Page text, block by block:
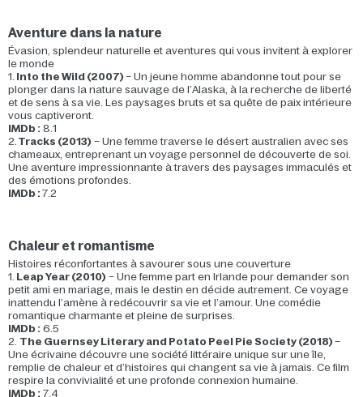
Aventure dans la nature
Évasion, splendeur naturelle et aventures qui vous invitent à explorer
le monde
1. Into the Wild (2007) – Un jeune homme abandonne tout pour se
plonger dans la nature sauvage de l’Alaska, à la recherche de liberté
et de sens à sa vie. Les paysages bruts et sa quête de paix intérieure
vous captiveront.
IMDb : 8.1
2. Tracks (2013) – Une femme traverse le désert australien avec ses
chameaux, entreprenant un voyage personnel de découverte de soi.
Une aventure impressionnante à travers des paysages immaculés et
des émotions profondes.
IMDb :7.2
Chaleur et romantisme
Histoires réconfortantes à savourer sous une couverture
1. Leap Year (2010) – Une femme part en Irlande pour demander son
petit ami en mariage, mais le destin en décide autrement. Ce voyage
inattendu l’amène à redécouvrir sa vie et l’amour. Une comédie
romantique charmante et pleine de surprises.
IMDb : 6.5
2. The Guernsey Literary and Potato Peel Pie Society (2018) –
Une écrivaine découvre une société littéraire unique sur une île,
remplie de chaleur et d’histoires qui changent sa vie à jamais. Ce film
respire la convivialité et une profonde connexion humaine.
IMDb : 7.4